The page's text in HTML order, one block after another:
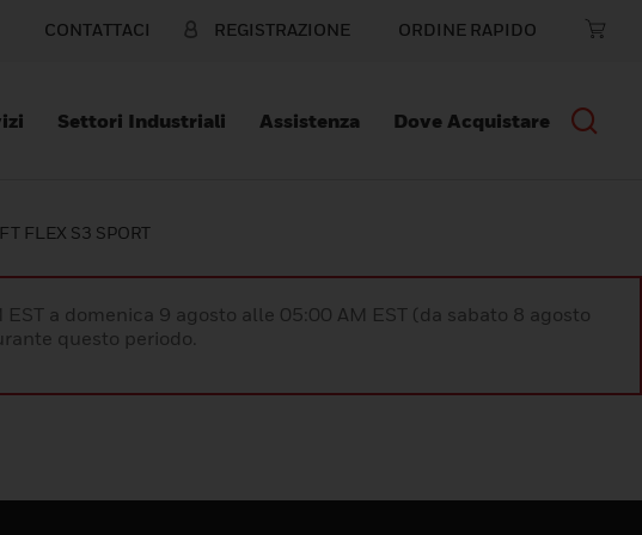
CONTATTACI REGISTRAZIONE ORDINE RAPIDO
Settori Industriali Assistenza Dove Acquistare
FLEX S3 SPORT
a domenica 9 agosto alle 05:00 AM EST (da sabato 8 agosto
questo periodo.